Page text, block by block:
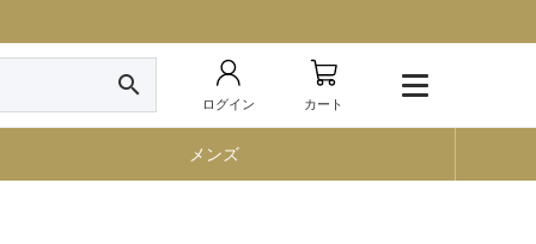
search
ログイン カート
メンズ